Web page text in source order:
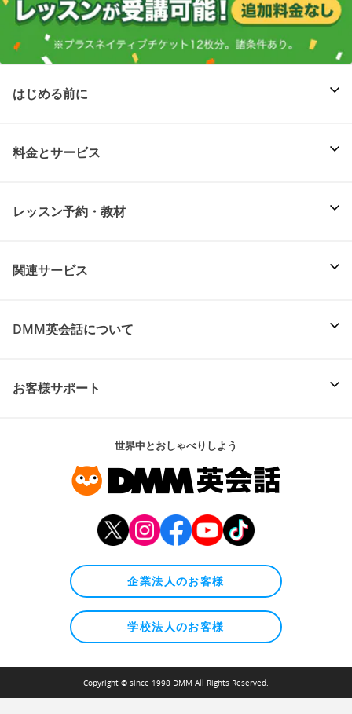
はじめる前に
料金とサービス
レッスン予約・教材
関連サービス
DMM英会話について
お客様サポート
世界中とおしゃべりしよう
企業法人のお客様
学校法人のお客様
Copyright © since 1998 DMM All Rights Reserved.